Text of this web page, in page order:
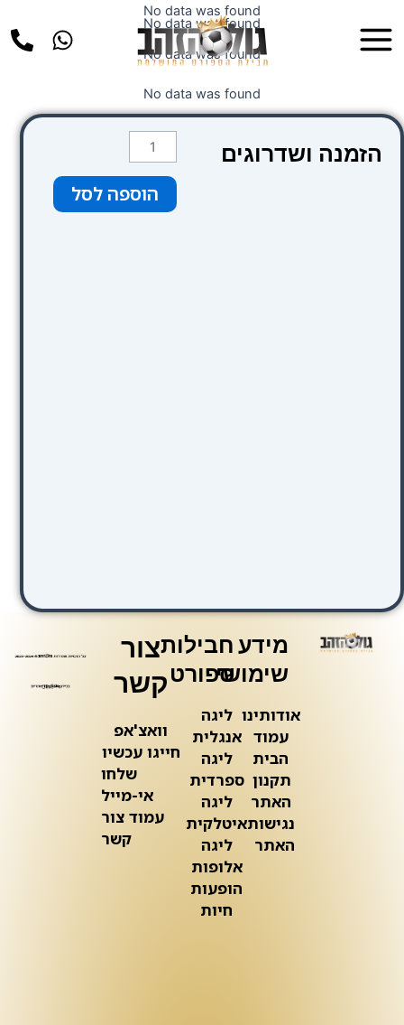
לתוכן
Menu
No data was found
No data was found
No data was found
No data was found
הזמנה ושדרוגים
כמות
של
ורוד
קטגוריה
הוספה לסל
מידע
שימושי
אודותינו
עמוד
הבית
תקנון
האתר
נגישות
האתר
חבילות
ספורט
ליגה
אנגלית
ליגה
ספרדית
ליגה
איטלקית
ליגה
אלופות
הופעות
חיות
צור
קשר
וואצ'אפ
חייגו עכשיו
שלחו
אי-מייל
עמוד צור
קשר